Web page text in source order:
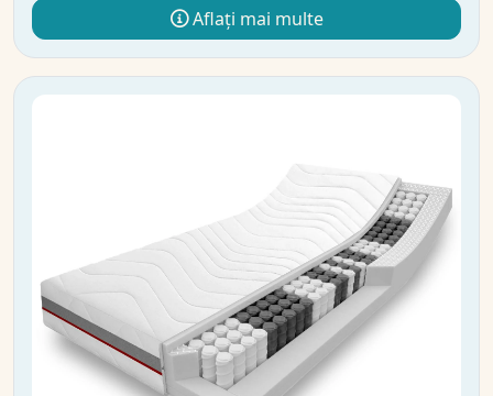
Aflați mai multe